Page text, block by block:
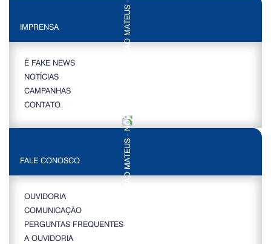
IMPRENSA
É FAKE NEWS
NOTÍCIAS
CAMPANHAS
CONTATO
FALE CONOSCO
OUVIDORIA
COMUNICAÇÃO
PERGUNTAS FREQUENTES
A OUVIDORIA